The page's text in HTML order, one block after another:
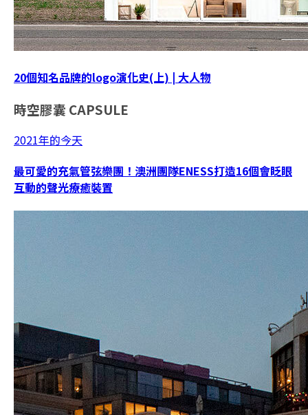
20個知名品牌的logo演化史(上) | 大人物
時空膠囊 CAPSULE
2021年的今天
最可愛的充氣管弦樂團！澳洲團隊ENESS打造16個會眨眼
互動的聲光療癒裝置